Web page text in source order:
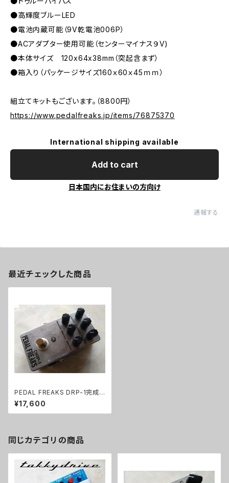
●高輝度ブルーLED
●電池内蔵可能（9V乾電池006P）
●ACアダプター使用可能（センターマイナス９V)
●本体サイズ 120x64x38mm（突起含まず）
●箱入り（パッケージサイズ160ｘ60ｘ45ｍｍ）
組立てキットもございます。（8800円）
https://www.pedalfreaks.jp/items/76875370
International shipping available
Add to cart
日本国内にお住まいの方向け
通報する
最近チェックした商品
PEDAL FREAKS DRP-1完成
品
¥17,600
同じカテゴリの商品